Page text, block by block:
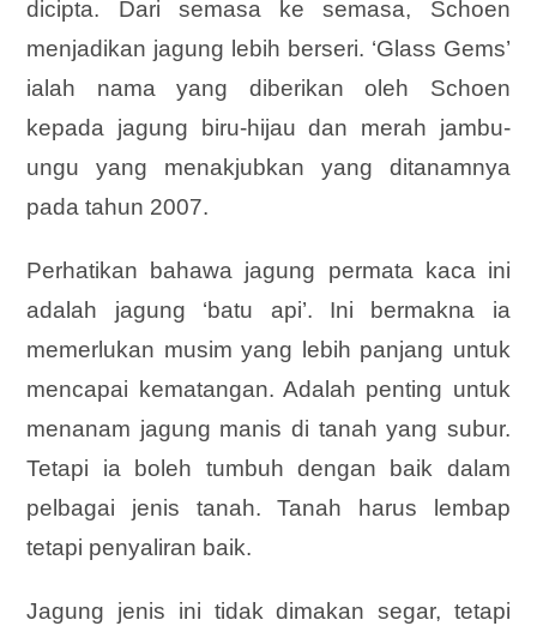
dicipta. Dari semasa ke semasa, Schoen
menjadikan jagung lebih berseri. ‘Glass Gems’
ialah nama yang diberikan oleh Schoen
kepada jagung biru-hijau dan merah jambu-
ungu yang menakjubkan yang ditanamnya
pada tahun 2007.
Perhatikan bahawa jagung permata kaca ini
adalah jagung ‘batu api’. Ini bermakna ia
memerlukan musim yang lebih panjang untuk
mencapai kematangan. Adalah penting untuk
menanam jagung manis di tanah yang subur.
Tetapi ia boleh tumbuh dengan baik dalam
pelbagai jenis tanah. Tanah harus lembap
tetapi penyaliran baik.
Jagung jenis ini tidak dimakan segar, tetapi